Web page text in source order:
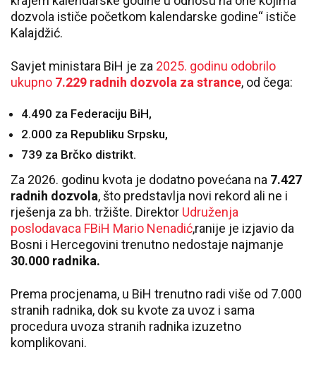
dozvola ističe početkom kalendarske godine“ ističe
Kalajdžić.
Savjet ministara BiH je za 2025. godinu odobrilo
ukupno 7.229 radnih dozvola za strance, od čega:
4.490 za Federaciju BiH,
2.000 za Republiku Srpsku,
739 za Brčko distrikt.
Za 2026. godinu kvota je dodatno povećana na 7.427
radnih dozvola, što predstavlja novi rekord ali ne i
rješenja za bh. tržište. Direktor Udruženja
poslodavaca FBiH Mario Nenadić,ranije je izjavio da
Bosni i Hercegovini trenutno nedostaje najmanje
30.000 radnika.
Prema procjenama, u BiH trenutno radi više od 7.000
stranih radnika, dok su kvote za uvoz i sama
procedura uvoza stranih radnika izuzetno
komplikovani.